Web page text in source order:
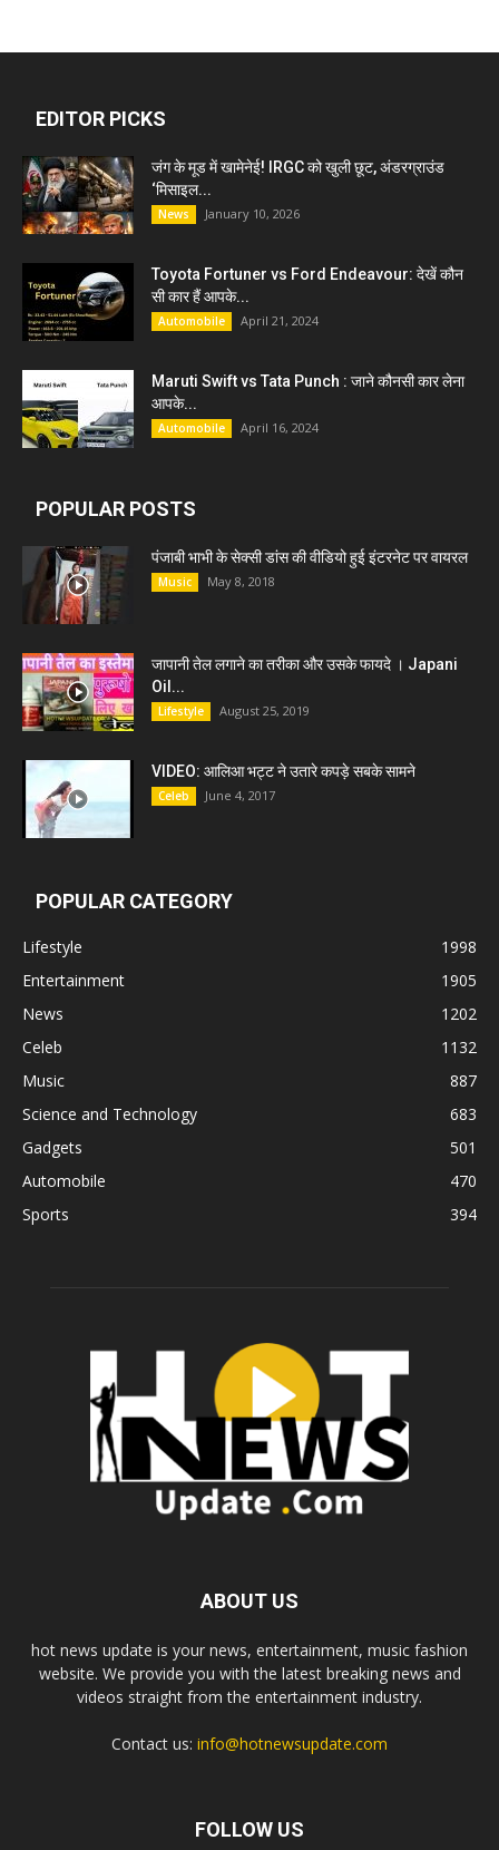
EDITOR PICKS
जंग के मूड में खामेनेई! IRGC को खुली छूट, अंडरग्राउंड
‘मिसाइल...
News January 10, 2026
Toyota Fortuner vs Ford Endeavour: देखें कौन
सी कार हैं आपके...
Automobile April 21, 2024
Maruti Swift vs Tata Punch : जाने कौनसी कार लेना
आपके...
Automobile April 16, 2024
POPULAR POSTS
पंजाबी भाभी के सेक्सी डांस की वीडियो हुई इंटरनेट पर वायरल
Music May 8, 2018
जापानी तेल लगाने का तरीका और उसके फायदे । Japani
Oil...
Lifestyle August 25, 2019
VIDEO: आलिआ भट्ट ने उतारे कपड़े सबके सामने
Celeb June 4, 2017
POPULAR CATEGORY
Lifestyle
1998
Entertainment
1905
News
1202
Celeb
1132
Music
887
Science and Technology
683
Gadgets
501
Automobile
470
Sports
394
ABOUT US
hot news update is your news, entertainment, music fashion
website. We provide you with the latest breaking news and
videos straight from the entertainment industry.
Contact us: info@hotnewsupdate.com
FOLLOW US